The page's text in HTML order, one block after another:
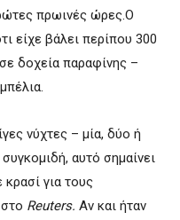
πρωινές ώρες.Ο
είχε βάλει περίπου 300
δοχεία παραφίνης –
νύχτες – μία, δύο ή
αυτό σημαίνει
για τους
Reuters. Αν και ήταν